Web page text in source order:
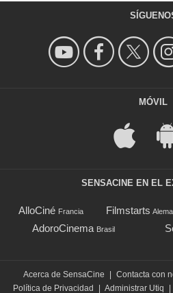
MÓVIL
SENSACINE EN EL
AlloCiné Francia Filmstarts
AdoroCinema Brasil
Acerca de SensaCine Contacta con
Política de Privacidad
Administrar Utiq